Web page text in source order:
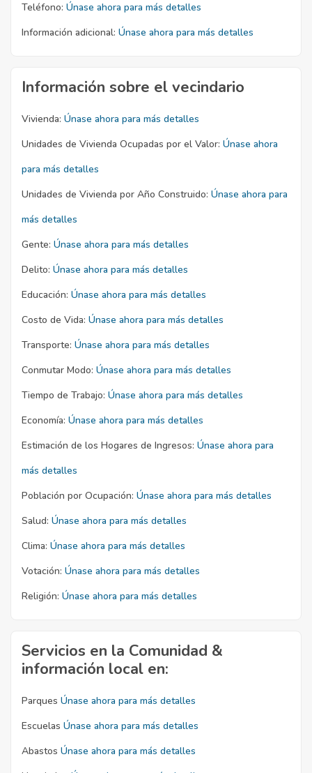
Teléfono: Únase ahora para más detalles
Información adicional: Únase ahora para más detalles
Información sobre el vecindario
Vivienda: Únase ahora para más detalles
Unidades de Vivienda Ocupadas por el Valor: Únase ahora
para más detalles
Unidades de Vivienda por Año Construido: Únase ahora para
más detalles
Gente: Únase ahora para más detalles
Delito: Únase ahora para más detalles
Educación: Únase ahora para más detalles
Costo de Vida: Únase ahora para más detalles
Transporte: Únase ahora para más detalles
Conmutar Modo: Únase ahora para más detalles
Tiempo de Trabajo: Únase ahora para más detalles
Economía: Únase ahora para más detalles
Estimación de los Hogares de Ingresos: Únase ahora para
más detalles
Población por Ocupación: Únase ahora para más detalles
Salud: Únase ahora para más detalles
Clima: Únase ahora para más detalles
Votación: Únase ahora para más detalles
Religión: Únase ahora para más detalles
Servicios en la Comunidad &
información local en:
Parques Únase ahora para más detalles
Escuelas Únase ahora para más detalles
Abastos Únase ahora para más detalles